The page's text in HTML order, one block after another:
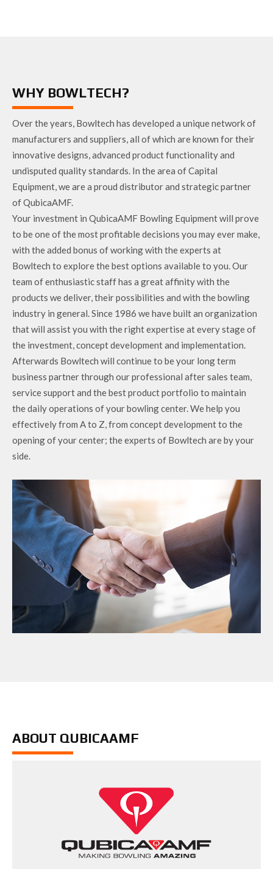
WHY BOWLTECH?
Over the years, Bowltech has developed a unique network of
manufacturers and suppliers, all of which are known for their
innovative designs, advanced product functionality and
undisputed quality standards. In the area of Capital
Equipment, we are a proud distributor and strategic partner
of QubicaAMF.
Your investment in QubicaAMF Bowling Equipment will prove
to be one of the most profitable decisions you may ever make,
with the added bonus of working with the experts at
Bowltech to explore the best options available to you. Our
team of enthusiastic staff has a great affinity with the
products we deliver, their possibilities and with the bowling
industry in general. Since 1986 we have built an organization
that will assist you with the right expertise at every stage of
the investment, concept development and implementation.
Afterwards Bowltech will continue to be your long term
business partner through our professional after sales team,
service support and the best product portfolio to maintain
the daily operations of your bowling center. We help you
effectively from A to Z, from concept development to the
opening of your center; the experts of Bowltech are by your
side.
ABOUT QUBICAAMF